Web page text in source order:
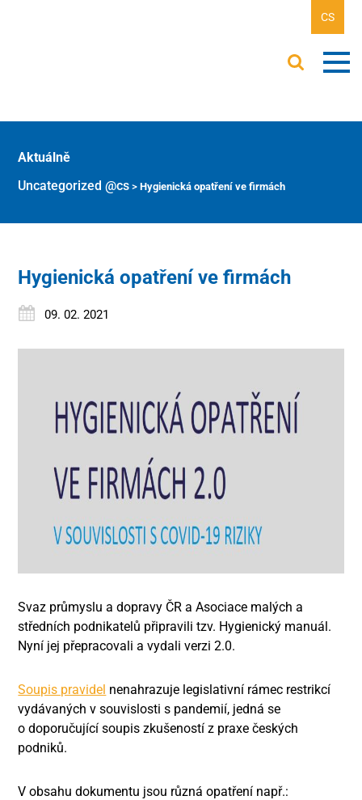
CS
Aktuálně
Uncategorized @cs >Hygienická opatření ve firmách
Hygienická opatření ve firmách
09. 02. 2021
Svaz průmyslu a dopravy ČR a Asociace malých a
středních podnikatelů připravili tzv. Hygienický manuál.
Nyní jej přepracovali a vydali verzi 2.0.
Soupis pravidel nenahrazuje legislativní rámec restrikcí
vydávaných v souvislosti s pandemií, jedná se
o doporučující soupis zkušeností z praxe českých
podniků.
V obsahu dokumentu jsou různá opatření např.: